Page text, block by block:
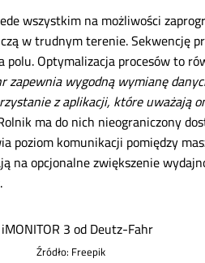
wszystkim na możliwości
w trudnym terenie. Sekwencję
Optymalizacja procesów to
zapewnia wygodną wymianę
z aplikacji, które uważają
ma do nich nieograniczony
poziom komunikacji pomiędzy
na opcjonalne zwiększenie
Źródło: Freepik